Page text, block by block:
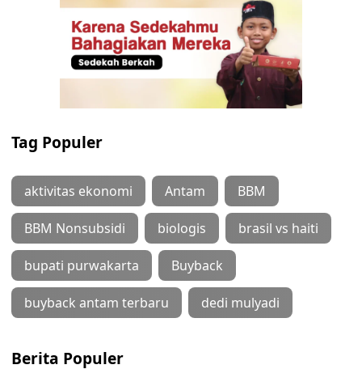
Tag Populer
aktivitas ekonomi Antam BBM
BBM Nonsubsidi biologis brasil vs haiti
bupati purwakarta Buyback
buyback antam terbaru dedi mulyadi
Berita Populer